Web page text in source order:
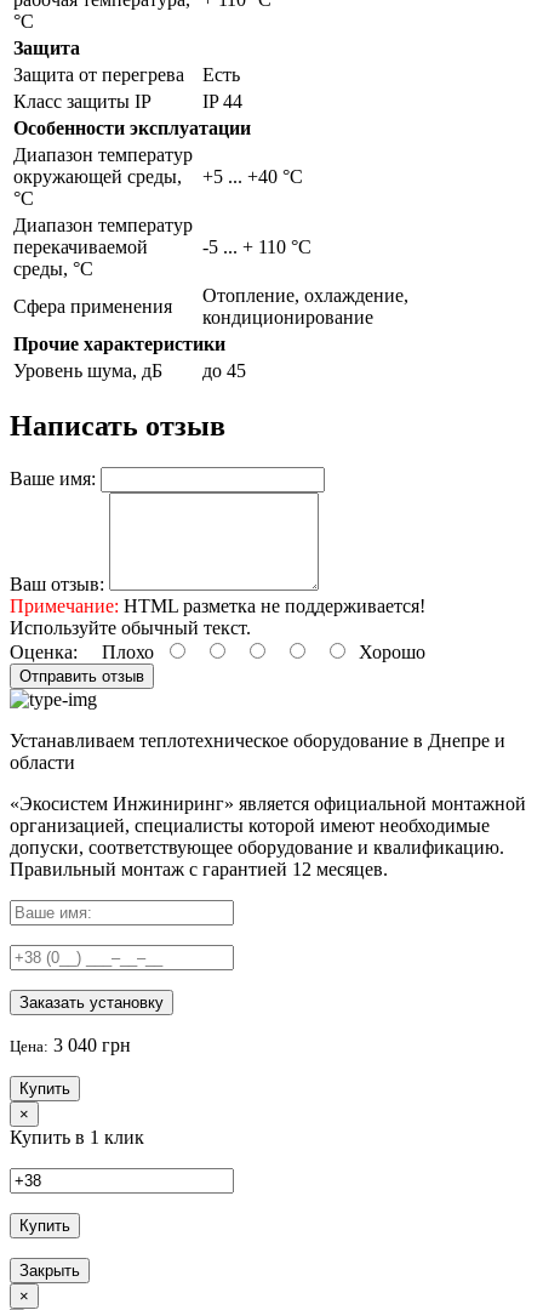
°С
Защита
Защита от перегрева
Есть
Класс защиты IP
IP 44
Особенности эксплуатации
Диапазон температур
окружающей среды,
°С
+5 ... +40 °C
Диапазон температур
перекачиваемой
среды, °С
-5 ... + 110 °C
Сфера применения
Отопление, охлаждение,
кондиционирование
Прочие характеристики
Уровень шума, дБ
до 45
Написать отзыв
Ваше имя:
Ваш отзыв:
Примечание: HTML разметка не поддерживается!
Используйте обычный текст.
Оценка: Плохо Хорошо
Отправить отзыв
Устанавливаем теплотехническое оборудование в Днепре и
области
«Экосистем Инжиниринг» является официальной монтажной
организацией, специалисты которой имеют необходимые
допуски, соответствующее оборудование и квалификацию.
Правильный монтаж с гарантией 12 месяцев.
Заказать установку
Цена: 3 040 грн
Купить
×
Купить в 1 клик
Купить
Закрыть
×